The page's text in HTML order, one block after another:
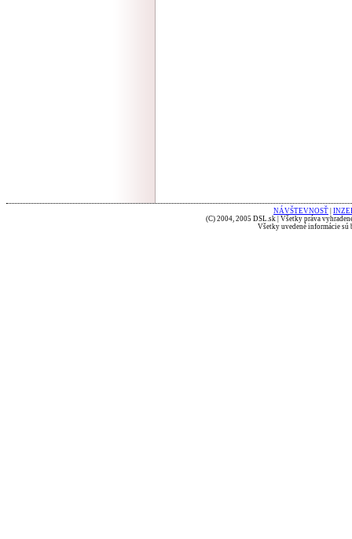
NÁVŠTEVNOSŤ
(C) 2004, 2005 DSL.sk | Všetky práva
Všetky uvedené informácie sú